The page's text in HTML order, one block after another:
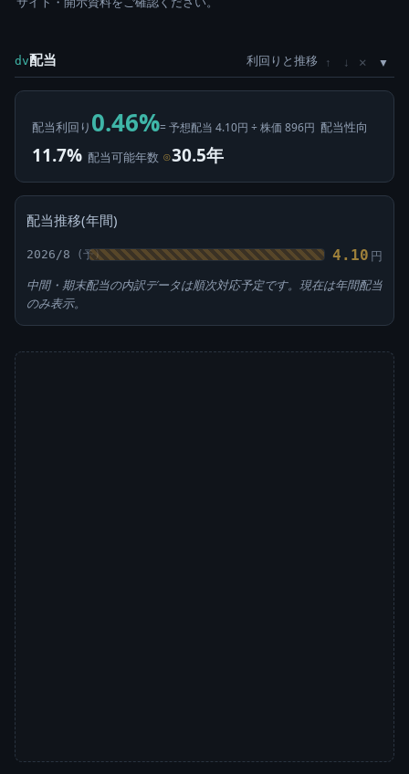
dv配当 利回りと推移 ↑ ↓ ×
配当利回り 0.46%= 予想配当 4.10円 ÷ 株価 896円 配当性向
11.7% 配当可能年数 ⊙30.5年
配当推移(年間)
2026/8 4.10 円
中間・期末配当の内訳データは順次対応予定です。現在は年間配当
のみ表示。